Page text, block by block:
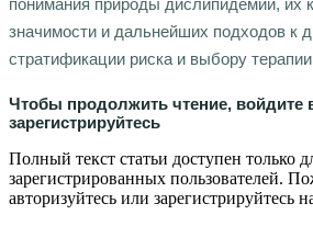
значимости и дальнейших подходов к
стратификации риска и выбору
Чтобы продолжить чтение, войдите
зарегистрируйтесь
Полный текст статьи доступен только
зарегистрированных пользователей.
авторизуйтесь или зарегистрируйтесь